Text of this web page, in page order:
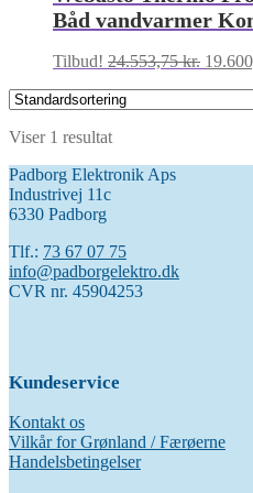
Båd vandvarmer
Tilbud! 24.553,75kr. Den
Viser 1 resultat
Padborg Elektronik Aps
Industrivej 11c
6330 Padborg
Tlf.: 73 67 07 75
info@padborgelektro.dk
CVR nr. 45904253
Kundeservice
Kontakt os
Vilkår for Grønland / Færøerne
Handelsbetingelser